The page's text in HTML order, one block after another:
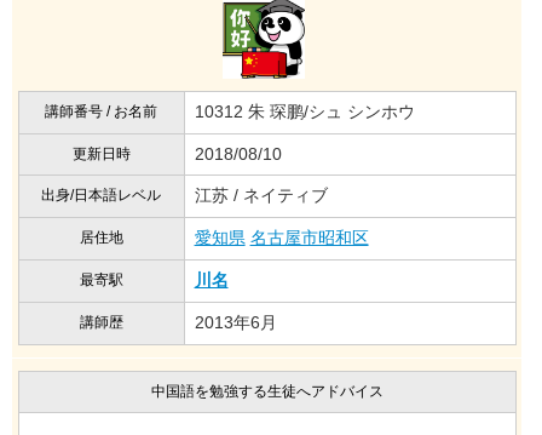
講師番号 / お名前 10312 朱 琛鹏/シュ シンホウ
更新日時 2018/08/10
出身/日本語レベル 江苏 / ネイティブ
居住地 愛知県 名古屋市昭和区
最寄駅 川名
講師歴 2013年6月
中国語を勉強する生徒へアドバイス